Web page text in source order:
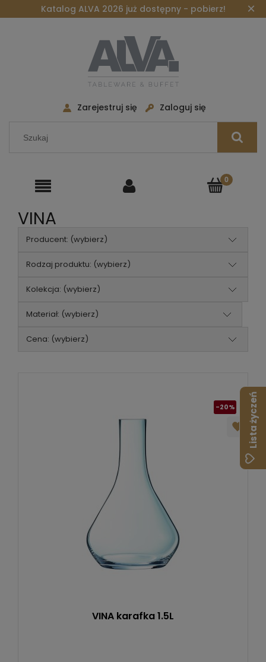
Katalog ALVA 2026 już dostępny - pobierz! ×
Zarejestruj się Zaloguj się
VINA
Producent: (wybierz)
Rodzaj produktu: (wybierz)
Kolekcja: (wybierz)
Materiał: (wybierz)
Cena: (wybierz)
-20%
VINA karafka 1.5L
Lista życzeń